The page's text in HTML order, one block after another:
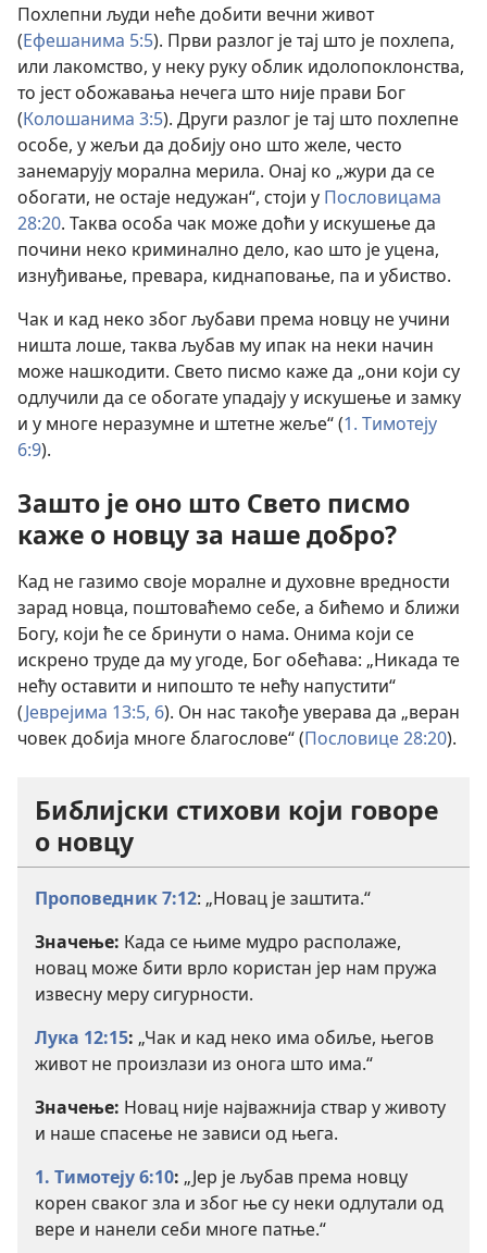
Похлепни људи неће добити вечни живот
(Ефешанима 5:5). Први разлог је тај што је похлепа,
или лакомство, у неку руку облик идолопоклонства,
то јест обожавања нечега што није прави Бог
(Колошанима 3:5). Други разлог је тај што похлепне
особе, у жељи да добију оно што желе, често
занемарују морална мерила. Онај ко „жури да се
обогати, не остаје недужан“, стоји у Пословицама
28:20. Таква особа чак може доћи у искушење да
почини неко криминално дело, као што је уцена,
изнуђивање, превара, киднаповање, па и убиство.
Чак и кад неко због љубави према новцу не учини
ништа лоше, таква љубав му ипак на неки начин
може нашкодити. Свето писмо каже да „они који су
одлучили да се обогате упадају у искушење и замку
и у многе неразумне и штетне жеље“ (1. Тимотеју
6:9).
Зашто је оно што Свето писмо
каже о новцу за наше добро?
Кад не газимо своје моралне и духовне вредности
зарад новца, поштоваћемо себе, а бићемо и ближи
Богу, који ће се бринути о нама. Онима који се
искрено труде да му угоде, Бог обећава: „Никада те
нећу оставити и нипошто те нећу напустити“
(Јеврејима 13:5, 6). Он нас такође уверава да „веран
човек добија многе благослове“ (Пословице 28:20).
Библијски стихови који говоре
о новцу
Проповедник 7:12: „Новац је заштита.“
Значење: Када се њиме мудро располаже,
новац може бити врло користан јер нам пружа
извесну меру сигурности.
Лука 12:15: „Чак и кад неко има обиље, његов
живот не произлази из онога што има.“
Значење: Новац није најважнија ствар у животу
и наше спасење не зависи од њега.
1. Тимотеју 6:10: „Јер је љубав према новцу
корен сваког зла и због ње су неки одлутали од
вере и нанели себи многе патње.“